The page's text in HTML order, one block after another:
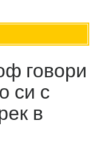
говори
си с
в